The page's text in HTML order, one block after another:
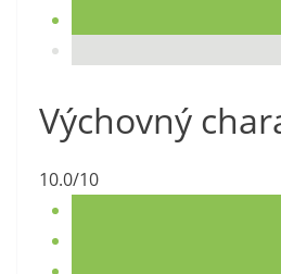
Výchovný
10.0/10